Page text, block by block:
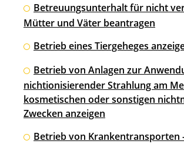
Betreuungsunterhalt für nicht
Mütter und Väter beantragen
Betrieb eines Tiergeheges
Betrieb von Anlagen zur
nichtionisierender Strahlung am
kosmetischen oder sonstigen
Zwecken anzeigen
Betrieb von Krankentransporten